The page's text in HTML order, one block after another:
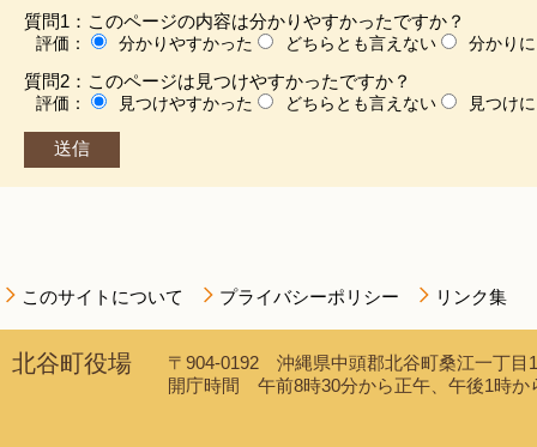
質問1：このページの内容は分かりやすかったですか？
評価： 分かりやすかった どちらとも言えない 分かり
質問2：このページは見つけやすかったですか？
評価： 見つけやすかった どちらとも言えない 見つけ
このサイトについて プライバシーポリシー リンク集
北谷町役場
〒904-0192 沖縄県中頭郡北谷町桑江一丁
開庁時間 午前8時30分から正午、午後1時か